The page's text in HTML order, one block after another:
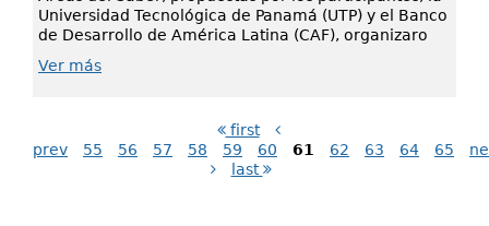
Universidad Tecnológica de Panamá (UTP) y el Banco
de Desarrollo de América Latina (CAF), organizaro
Ver más
first
prev
55 56 57 58 59 60 61 62 63 64 65
last